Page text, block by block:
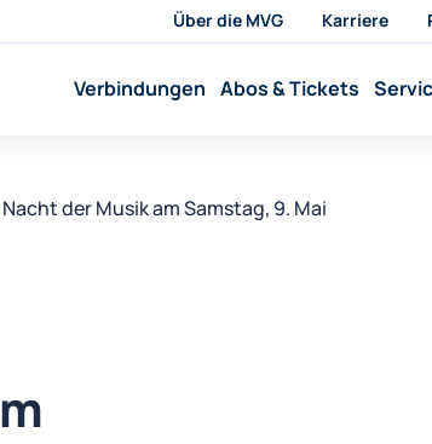
Über die MVG Karriere
Verbindungen Abos & Tickets
der Musik am Samstag, 9. Mai